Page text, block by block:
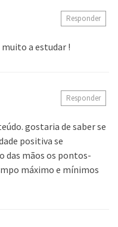
muito a estudar !
Responder
gostaria de saber se
positiva se
das mãos os pontos-
máximo e mínimos
Responder